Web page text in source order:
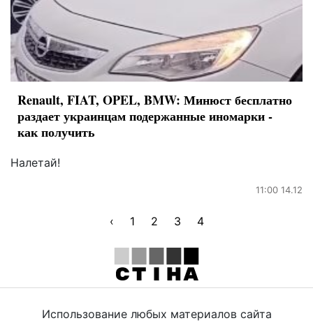
Renault, FIAT, OPEL, BMW: Минюст бесплатно
раздает украинцам подержанные иномарки -
как получить
Налетай!
11:00 14.12
‹ 1 2 3 4
Использование любых материалов сайта